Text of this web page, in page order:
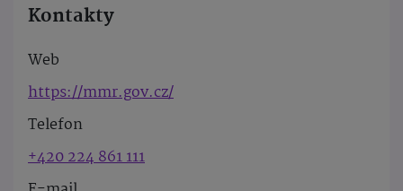
Kontakty
Web
https://mmr.gov.cz/
Telefon
+420 224 861 111